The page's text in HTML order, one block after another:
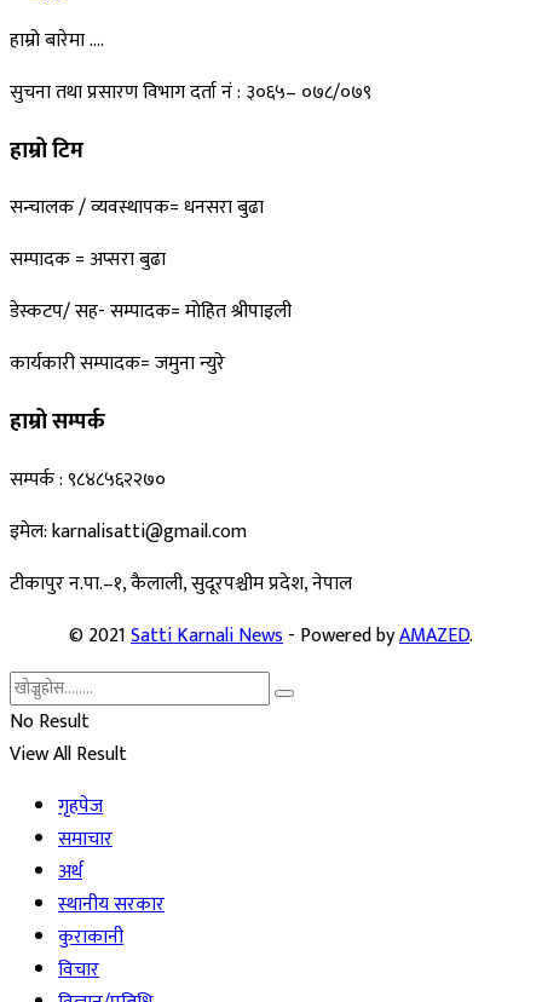
हाम्रो बारेमा ….
सुचना तथा प्रसारण विभाग दर्ता नं : ३०६५– ०७८/०७९
हाम्रो टिम
सन्चालक / व्यवस्थापक= धनसरा बुढा
सम्पादक = अप्सरा बुढा
डेस्कटप/ सह- सम्पादक= माेहित श्रीपाइली
कार्यकारी सम्पादक= जमुना न्युरे
हाम्रो सम्पर्क
सम्पर्क : ९८४८५६२२७०
इमेल: karnalisatti@gmail.com
टीकापुर न.पा.–१, कैलाली, सुदूरपश्चीम प्रदेश, नेपाल
© 2021Satti Karnali News- Powered byAMAZED.
No Result
View All Result
गृहपेज
समाचार
अर्थ
स्थानीय सरकार
कुराकानी
विचार